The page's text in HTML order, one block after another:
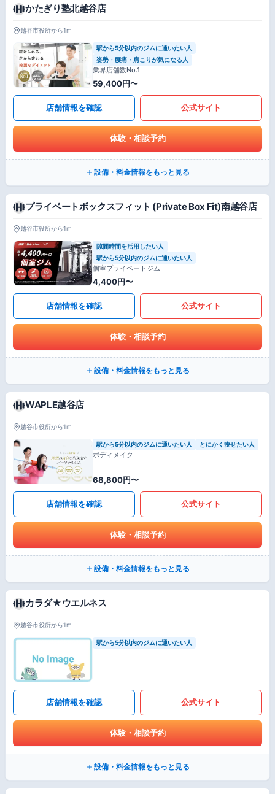
かたぎり塾北越谷店
越谷市役所から1m
駅から5分以内のジムに通いたい人
姿勢・腰痛・肩こりが気になる人
業界店舗数No.1
59,400円〜
店舗情報を確認 公式サイト
体験・相談予約
設備・料金情報をもっと見る
プライベートボックスフィット (Private Box Fit)南越谷店
越谷市役所から1m
隙間時間を活用したい人
駅から5分以内のジムに通いたい人
個室プライベートジム
4,400円〜
店舗情報を確認 公式サイト
体験・相談予約
設備・料金情報をもっと見る
WAPLE越谷店
越谷市役所から1m
駅から5分以内のジムに通いたい人 とにかく痩せたい人
ボディメイク
68,800円〜
店舗情報を確認 公式サイト
体験・相談予約
設備・料金情報をもっと見る
カラダ★ウエルネス
越谷市役所から1m
駅から5分以内のジムに通いたい人
店舗情報を確認 公式サイト
体験・相談予約
設備・料金情報をもっと見る